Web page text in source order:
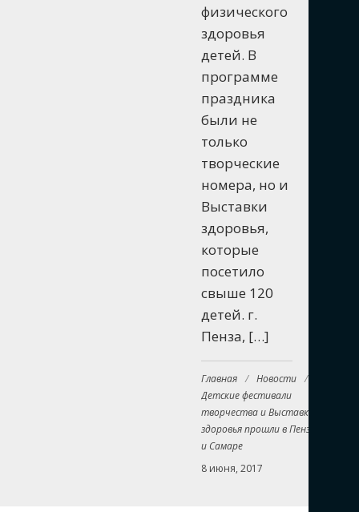
физического
здоровья
детей. В
программе
праздника
были не
только
творческие
номера, но и
Выставки
здоровья,
которые
посетило
свыше 120
детей. г.
Пенза, […]
Главная / Новости /
Детские фестивали
творчества и Выставки
здоровья прошли в Пензе
и Самаре
8 июня, 2017